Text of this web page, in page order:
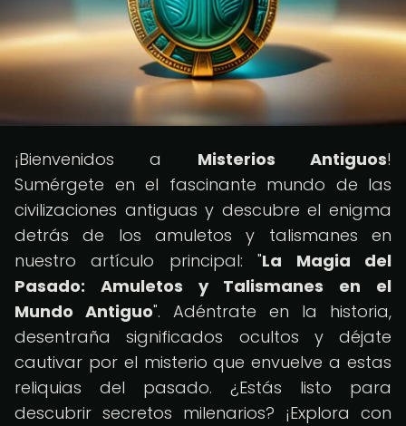
¡Bienvenidos a Misterios Antiguos!
Sumérgete en el fascinante mundo de las
civilizaciones antiguas y descubre el enigma
detrás de los amuletos y talismanes en
nuestro artículo principal: "La Magia del
Pasado: Amuletos y Talismanes en el
Mundo Antiguo". Adéntrate en la historia,
desentraña significados ocultos y déjate
cautivar por el misterio que envuelve a estas
reliquias del pasado. ¿Estás listo para
descubrir secretos milenarios? ¡Explora con